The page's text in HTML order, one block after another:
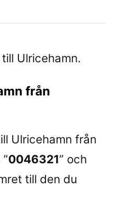
Ulricehamn.
från
Ulricehamn från
0046321” och
till den du